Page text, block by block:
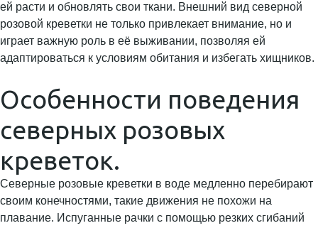
ей расти и обновлять свои ткани. Внешний вид северной
розовой креветки не только привлекает внимание, но и
играет важную роль в её выживании, позволяя ей
адаптироваться к условиям обитания и избегать хищников.
Особенности поведения
северных розовых
креветок.
Северные розовые креветки в воде медленно перебирают
своим конечностями, такие движения не похожи на
плавание. Испуганные рачки с помощью резких сгибаний